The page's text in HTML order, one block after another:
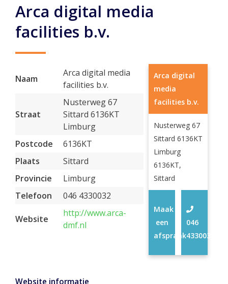
Arca digital media
facilities b.v.
Naam
Arca digital media
facilities b.v.
Straat
Nusterweg 67
Sittard 6136KT
Limburg
Postcode
6136KT
Plaats
Sittard
Provincie
Limburg
Telefoon
046 4330032
Website
http://www.arca-
dmf.nl
Arca digital
media
facilities b.v.
Nusterweg 67
Sittard 6136KT
Limburg
6136KT,
Sittard
046
4330032
Maak
een
afspraak
Website informatie